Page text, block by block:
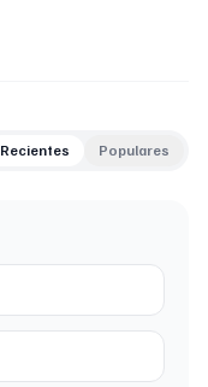
Recientes Populares